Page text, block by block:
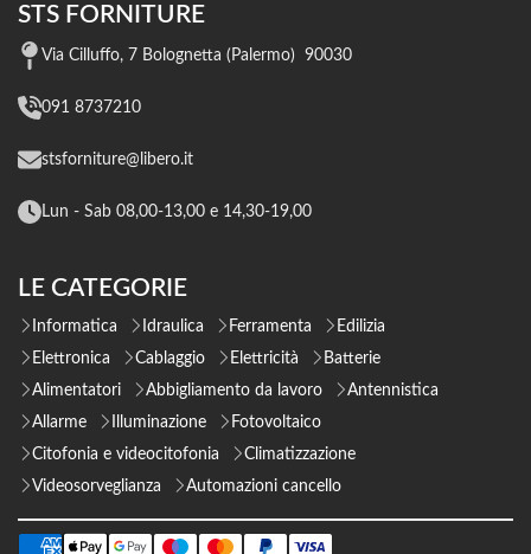
STS FORNITURE
Via Cilluffo, 7 Bolognetta (Palermo) 90030
091 8737210
stsforniture@libero.it
Lun - Sab 08,00-13,00 e 14,30-19,00
LE CATEGORIE
Informatica Idraulica Ferramenta
Edilizia
Elettronica
Cablaggio Elettricità
Batterie
Alimentatori
Abbigliamento da lavoro
Antennistica
Allarme
Illuminazione
Fotovoltaico
Citofonia e videocitofonia
Climatizzazione
Videosorveglianza
Automazioni cancello